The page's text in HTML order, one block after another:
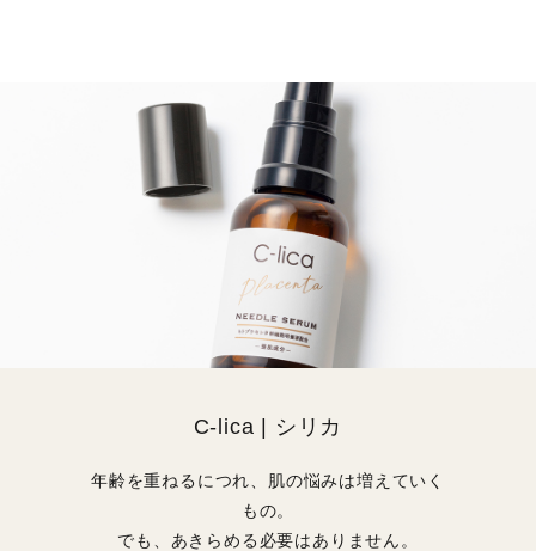
C-lica | シリカ
年齢を重ねるにつれ、肌の悩みは増えていく
もの。
でも、あきらめる必要はありません。